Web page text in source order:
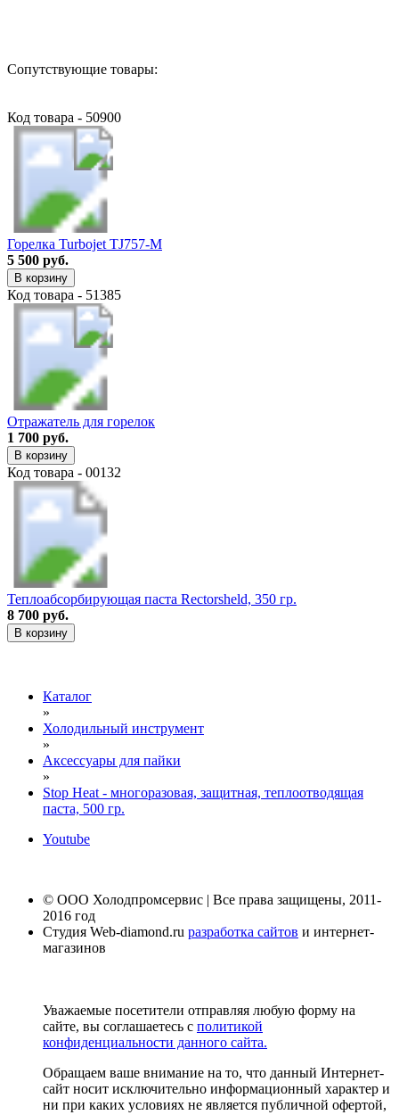
Сопутствующие товары:
Код товара - 50900
Горелка Turbojet TJ757-M
5 500 руб.
В корзину
Код товара - 51385
Отражатель для горелок
1 700 руб.
В корзину
Код товара - 00132
Теплоабсорбирующая паста Rectorsheld, 350 гр.
8 700 руб.
В корзину
Каталог
»
Холодильный инструмент
»
Аксессуары для пайки
»
Stop Heat - многоразовая, защитная, теплоотводящая
паста, 500 гр.
Youtube
© ООО Холодпромсервис | Все права защищены, 2011-
2016 год
Студия Web-diamond.ru разработка сайтов и интернет-
магазинов
Уважаемые посетители отправляя любую форму на
сайте, вы соглашаетесь с политикой
конфиденциальности данного сайта.
Обращаем ваше внимание на то, что данный Интернет-
сайт носит исключительно информационный характер и
ни при каких условиях не является публичной офертой,